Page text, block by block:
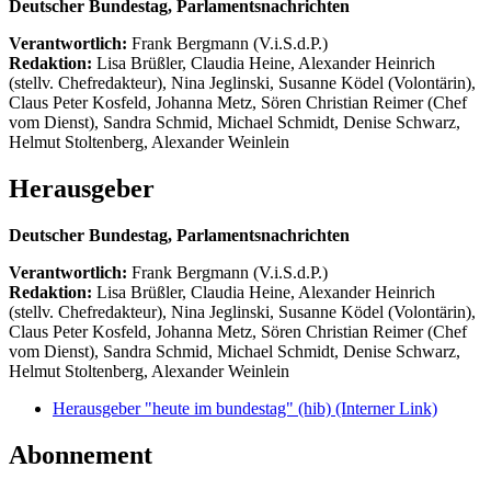
Deutscher Bundestag, Parlamentsnachrichten
Verantwortlich: Frank Bergmann (V.i.S.d.P.)
Redaktion: Lisa Brüßler, Claudia Heine, Alexander Heinrich
(stellv. Chefredakteur), Nina Jeglinski, Susanne Ködel (Volontärin),
Claus Peter Kosfeld, Johanna Metz, Sören Christian Reimer (Chef
vom Dienst), Sandra Schmid, Michael Schmidt, Denise Schwarz,
Helmut Stoltenberg, Alexander Weinlein
Herausgeber
Deutscher Bundestag, Parlamentsnachrichten
Verantwortlich: Frank Bergmann (V.i.S.d.P.)
Redaktion: Lisa Brüßler, Claudia Heine, Alexander Heinrich
(stellv. Chefredakteur), Nina Jeglinski, Susanne Ködel (Volontärin),
Claus Peter Kosfeld, Johanna Metz, Sören Christian Reimer (Chef
vom Dienst), Sandra Schmid, Michael Schmidt, Denise Schwarz,
Helmut Stoltenberg, Alexander Weinlein
Herausgeber "heute im bundestag" (hib) (Interner Link)
Abonnement